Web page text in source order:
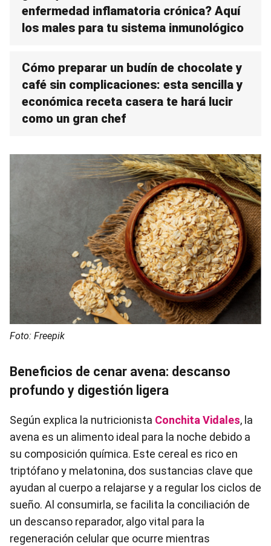
enfermedad inflamatoria crónica? Aquí
los males para tu sistema inmunológico
Cómo preparar un budín de chocolate y
café sin complicaciones: esta sencilla y
económica receta casera te hará lucir
como un gran chef
Foto: Freepik
Beneficios de cenar avena: descanso
profundo y digestión ligera
Según explica la nutricionista Conchita Vidales, la
avena es un alimento ideal para la noche debido a
su composición química. Este cereal es rico en
triptófano y melatonina, dos sustancias clave que
ayudan al cuerpo a relajarse y a regular los ciclos de
sueño. Al consumirla, se facilita la conciliación de
un descanso reparador, algo vital para la
regeneración celular que ocurre mientras